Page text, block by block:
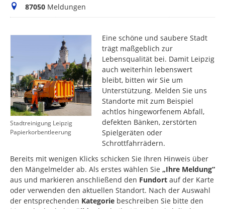
Meldungen
87050 Meldungen
Stadtreinigung Leipzig
Papierkorbentleerung
Eine schöne und saubere Stadt
trägt maßgeblich zur
Lebensqualität bei. Damit Leipzig
auch weiterhin lebenswert
bleibt, bitten wir Sie um
Unterstützung. Melden Sie uns
Standorte mit zum Beispiel
achtlos hingeworfenem Abfall,
defekten Bänken, zerstörten
Spielgeräten oder
Schrottfahrrädern.
Bereits mit wenigen Klicks schicken Sie Ihren Hinweis über
den Mängelmelder ab. Als erstes wählen Sie „Ihre Meldung“
aus und markieren anschließend den Fundort auf der Karte
oder verwenden den aktuellen Standort. Nach der Auswahl
der entsprechenden Kategorie beschreiben Sie bitte den